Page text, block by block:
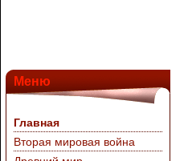
Меню
Главная
Вторая мировая война